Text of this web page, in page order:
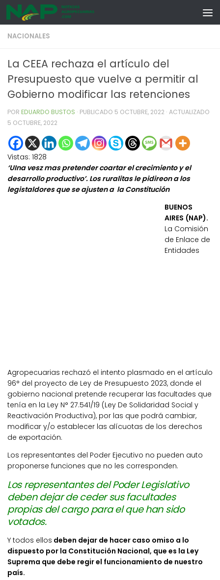
Skip to content
NACIONALES
La CEEA rechaza el artículo del
Presupuesto que vuelve a permitir al
Gobierno modificar las retenciones
POR EDUARDO BUSTOS · PUBLICADO 5 OCTUBRE, 2022 · ACTUALIZADO
5 OCTUBRE, 2022
Vistas: 1828
‘UIna vesz mas pretender coartar el crecimiento y el
desarrollo productivo’. Los ruralitas le pidireon a los
legistaldores que se ajusten a la Constitución
BUENOS
AIRES (NAP).
La Comisión
de Enlace de
Entidades
Agropecuarias rechazó el intento plasmado en el artículo
96° del proyecto de Ley de Presupuesto 2023, donde el
gobierno nacional pretende recuperar las facultades que
tenía en la Ley N° 27.541/19 (Ley De Solidaridad Social y
Reactivación Productiva), por las que podrá cambiar,
modificar y/o establecer las alícuotas de los derechos
de exportación.
Los representantes del Poder Ejecutivo no pueden auto
proponerse funciones que no les corresponden.
Los representantes del Poder Legislativo
deben dejar de ceder sus facultades
propias del cargo para el que han sido
votados.
Y todos ellos deben dejar de hacer caso omiso a lo
dispuesto por la Constitución Nacional, que es la Ley
Suprema que debe regir el funcionamiento de nuestro
país.